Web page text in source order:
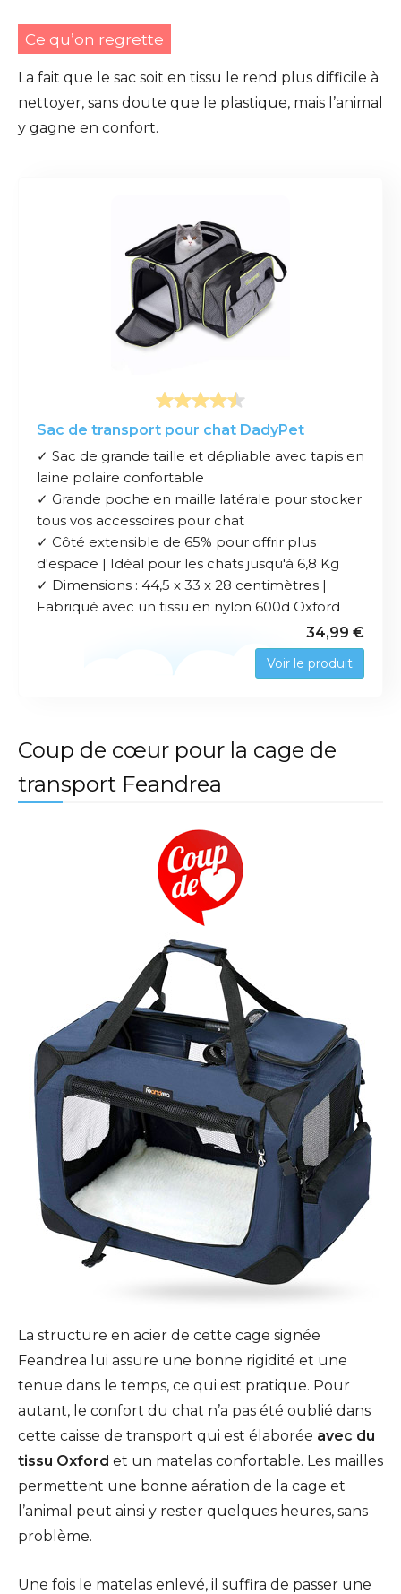
Ce qu’on regrette
La fait que le sac soit en tissu le rend plus difficile à
nettoyer, sans doute que le plastique, mais l’animal
y gagne en confort.
Sac de transport pour chat DadyPet
✓ Sac de grande taille et dépliable avec tapis en
laine polaire confortable
✓ Grande poche en maille latérale pour stocker
tous vos accessoires pour chat
✓ Côté extensible de 65% pour offrir plus
d'espace | Idéal pour les chats jusqu'à 6,8 Kg
✓ Dimensions : 44,5 x 33 x 28 centimètres |
Fabriqué avec un tissu en nylon 600d Oxford
34,99 €
Voir le produit
Coup de cœur pour la cage de
transport Feandrea
La structure en acier de cette cage signée
Feandrea lui assure une bonne rigidité et une
tenue dans le temps, ce qui est pratique. Pour
autant, le confort du chat n’a pas été oublié dans
cette caisse de transport qui est élaborée avec du
tissu Oxford et un matelas confortable. Les mailles
permettent une bonne aération de la cage et
l’animal peut ainsi y rester quelques heures, sans
problème.
Une fois le matelas enlevé, il suffira de passer une